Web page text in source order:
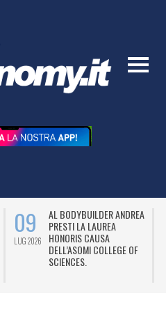
09
LUG 2026
AL BODYBUILDER ANDREA
PRESTI LA LAUREA
HONORIS CAUSA
DELL’ASOMI COLLEGE OF
SCIENCES.